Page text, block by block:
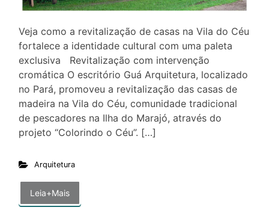
Veja como a revitalização de casas na Vila do Céu
fortalece a identidade cultural com uma paleta
exclusiva Revitalização com intervenção
cromática O escritório Guá Arquitetura, localizado
no Pará, promoveu a revitalização das casas de
madeira na Vila do Céu, comunidade tradicional
de pescadores na Ilha do Marajó, através do
projeto “Colorindo o Céu”. […]
Arquitetura
Leia+Mais